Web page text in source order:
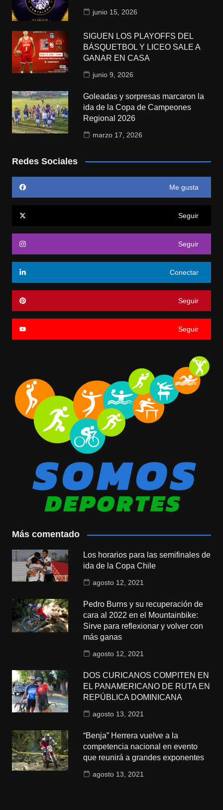
junio 15, 2026
SIGUEN LOS PLAYOFFS DEL
BÁSQUETBOL Y LICEO SALE A
GANAR EN CASA
junio 9, 2026
Goleadas y sorpresas marcaron la
ida de la Copa de Campeones
Regional 2026
marzo 17, 2026
Redes Sociales
Me gusta
Seguir
Seguir
Conectar
Seguir
Seguir
Más comentado
Los horarios para las semifinales de
ida de la Copa Chile
agosto 12, 2021
Pedro Burns y su recuperación de
cara al 2022 en el Mountainbike:
Sirve para reflexionar y volver con
más ganas
agosto 12, 2021
DOS CURICANOS COMPITEN EN
EL PANAMERICANO DE RUTA EN
REPÚBLICA DOMINICANA
agosto 13, 2021
“Benja” Herrera vuelve a la
competencia nacional en evento
que reunirá a grandes exponentes
agosto 13, 2021